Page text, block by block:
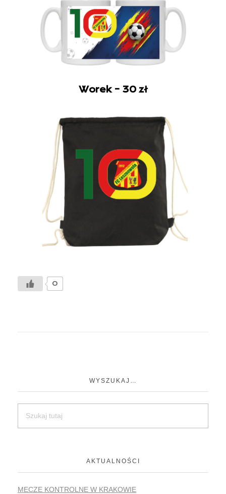
Worek – 30 zł
0
WYSZUKAJ…
AKTUALNOŚCI
MECZE KONTROLNE W KRAKOWIE